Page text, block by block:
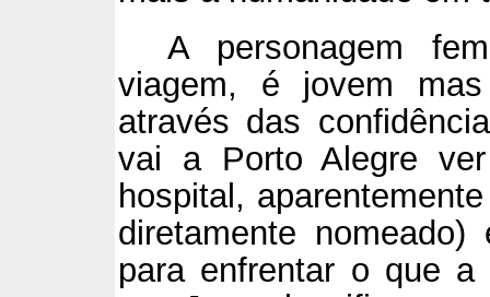
A personagem
viagem, é jovem
através das
vai a Porto Alegre
hospital,
diretamente
para enfrentar o que